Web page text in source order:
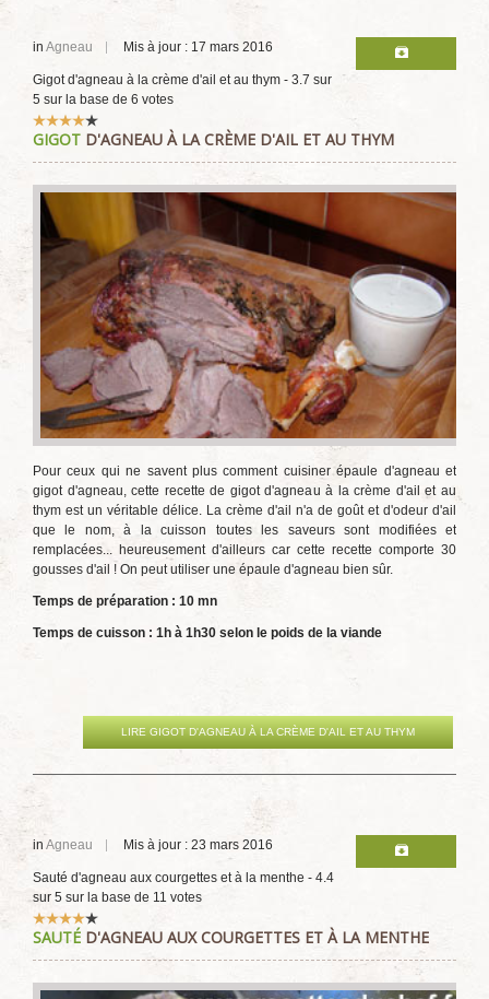
in Agneau Mis à jour : 17 mars 2016
Gigot d'agneau à la crème d'ail et au thym - 3.7 sur
5 sur la base de 6 votes
Vote
utilisateur:4/5
GIGOT D'AGNEAU À LA CRÈME D'AIL ET AU THYM
Pour ceux qui ne savent plus comment cuisiner épaule d'agneau et
gigot d'agneau, cette recette de gigot d'agneau à la crème d'ail et au
thym est un véritable délice. La crème d'ail n'a de goût et d'odeur d'ail
que le nom, à la cuisson toutes les saveurs sont modifiées et
remplacées... heureusement d'ailleurs car cette recette comporte 30
gousses d'ail ! On peut utiliser une épaule d'agneau bien sûr.
Temps de préparation : 10 mn
Temps de cuisson : 1h à 1h30 selon le poids de la viande
LIRE GIGOT D'AGNEAU À LA CRÈME D'AIL ET AU THYM
in Agneau Mis à jour : 23 mars 2016
Sauté d'agneau aux courgettes et à la menthe - 4.4
sur 5 sur la base de 11 votes
Vote
utilisateur:4/5
SAUTÉ D'AGNEAU AUX COURGETTES ET À LA MENTHE